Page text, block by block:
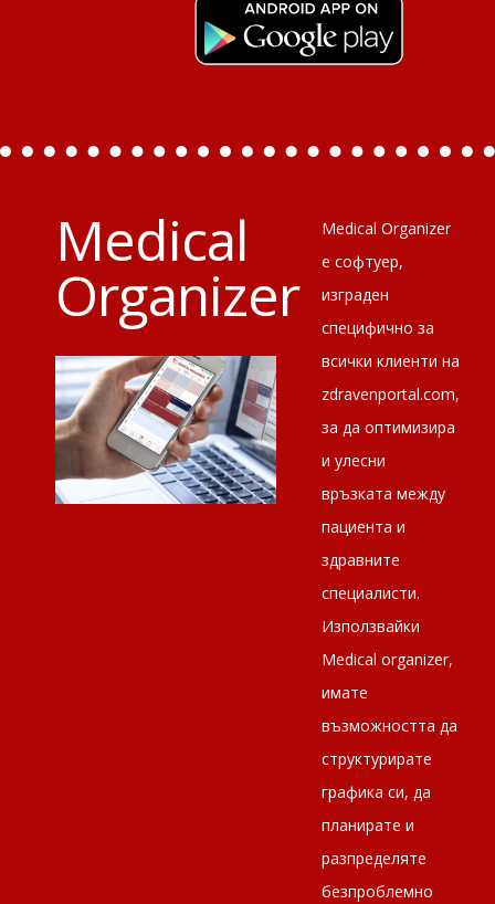
Medical
Organizer
Medical Organizer
е софтуер,
изграден
специфично за
всички клиенти на
zdravenportal.com,
за да оптимизира
и улесни
връзката между
пациента и
здравните
специалисти.
Използвайки
Medical оrganizer,
имате
възможността да
структурирате
графика си, да
планирате и
разпределяте
безпроблемно